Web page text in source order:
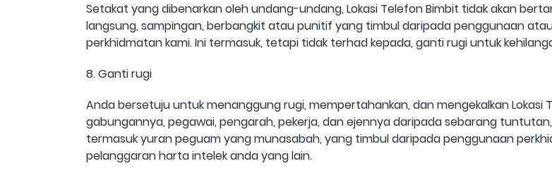
Setakat yang dibenarkan oleh undang-undang, Lokasi Telefon Bimbit tidak akan
langsung, sampingan, berbangkit atau punitif yang timbul daripada penggunaan
perkhidmatan kami. Ini termasuk, tetapi tidak terhad kepada, ganti rugi untuk
8. Ganti rugi
Anda bersetuju untuk menanggung rugi, mempertahankan, dan mengekalkan
gabungannya, pegawai, pengarah, pekerja, dan ejennya daripada sebarang
termasuk yuran peguam yang munasabah, yang timbul daripada penggunaan
pelanggaran harta intelek anda yang lain.